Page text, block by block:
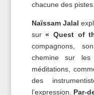
chacune des pistes.
Naïssam Jalal
sur« Quest of
compagnons,
chemine sur les
méditations,
des
l’expression. Par-